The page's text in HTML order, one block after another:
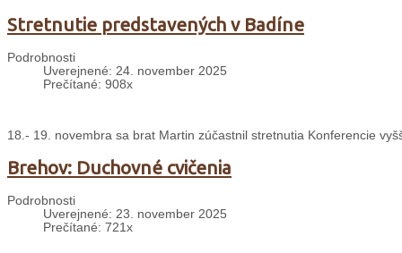
Stretnutie predstavených v Badíne
Podrobnosti
Uverejnené: 24. november 2025
Prečítané: 908x
18.- 19. novembra sa brat Martin zúčastnil stretnutia Konferencie
Brehov: Duchovné cvičenia
Podrobnosti
Uverejnené: 23. november 2025
Prečítané: 721x